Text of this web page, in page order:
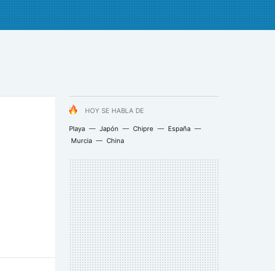
HOY SE HABLA DE
Playa Japón Chipre
España
Murcia
China